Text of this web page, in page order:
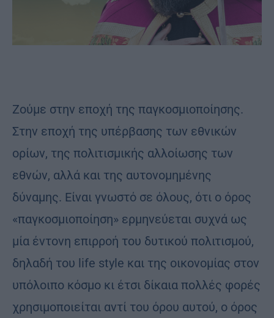
Zούμε στην εποχή της παγκοσμιοποίησης.
Στην εποχή της υπέρβασης των εθνικών
ορίων, της πολιτισμικής αλλοίωσης των
εθνών, αλλά και της αυτονομημένης
δύναμης. Είναι γνωστό σε όλους, ότι ο όρος
«παγκοσμιοποίηση» ερμηνεύεται συχνά ως
μία έντονη επιρροή του δυτικού πολιτισμού,
δηλαδή του life style και της οικονομίας στον
υπόλοιπο κόσμο κι έτσι δίκαια πολλές φορές
χρησιμοποιείται αντί του όρου αυτού, ο όρος